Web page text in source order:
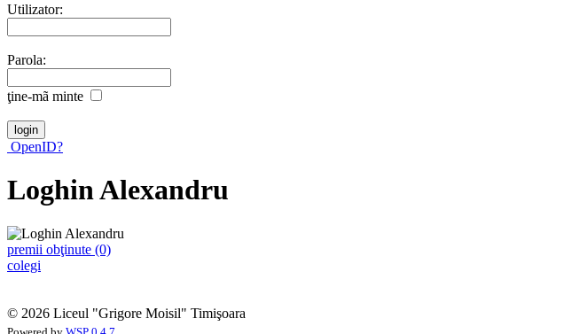
Utilizator:
Parola:
ţine-mã minte
OpenID?
Loghin Alexandru
premii obţinute (0)
colegi
© 2026 Liceul "Grigore Moisil" Timişoara